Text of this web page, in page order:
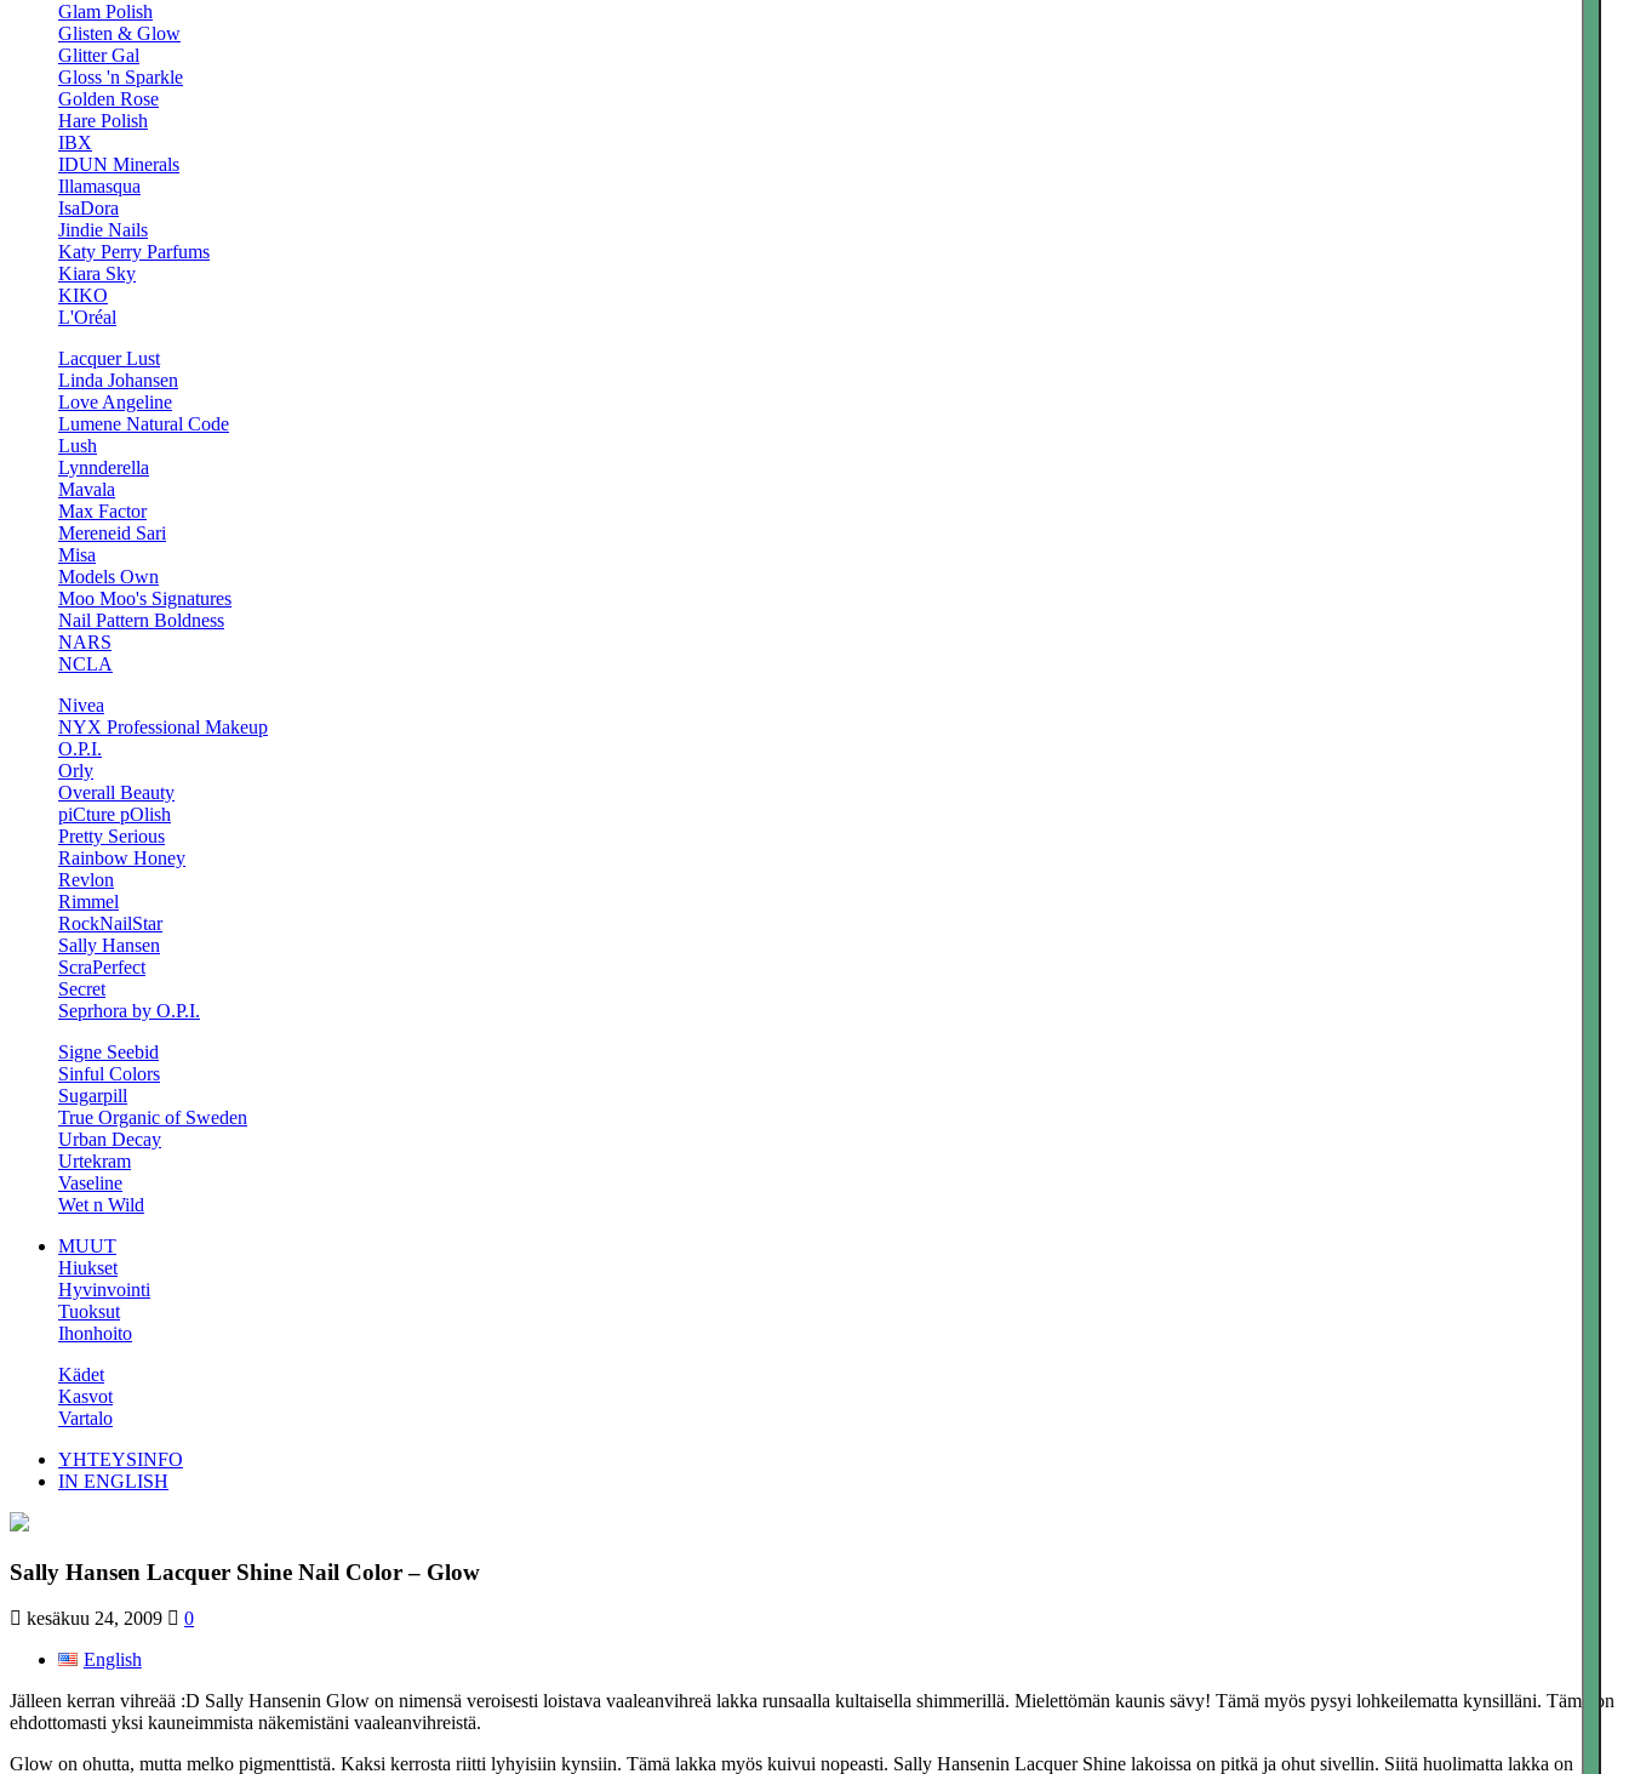
Glam Polish
Glisten & Glow
Glitter Gal
Gloss 'n Sparkle
Golden Rose
Hare Polish
IBX
IDUN Minerals
Illamasqua
IsaDora
Jindie Nails
Katy Perry Parfums
Kiara Sky
KIKO
L'Oréal
Lacquer Lust
Linda Johansen
Love Angeline
Lumene Natural Code
Lush
Lynnderella
Mavala
Max Factor
Mereneid Sari
Misa
Models Own
Moo Moo's Signatures
Nail Pattern Boldness
NARS
NCLA
Nivea
NYX Professional Makeup
O.P.I.
Orly
Overall Beauty
piCture pOlish
Pretty Serious
Rainbow Honey
Revlon
Rimmel
RockNailStar
Sally Hansen
ScraPerfect
Secret
Seprhora by O.P.I.
Signe Seebid
Sinful Colors
Sugarpill
True Organic of Sweden
Urban Decay
Urtekram
Vaseline
Wet n Wild
MUUT
Hiukset
Hyvinvointi
Tuoksut
Ihonhoito
Kädet
Kasvot
Vartalo
YHTEYSINFO
IN ENGLISH
Sally Hansen Lacquer Shine Nail Color – Glow
kesäkuu 24, 2009
0
English
Jälleen kerran vihreää :D Sally Hansenin Glow on nimensä veroisesti loistava vaaleanvihreä lakka runsaalla kultaisella shimmerillä. Mielettömän kaunis sävy! Tämä myös pysyi lohkeilematta kynsilläni. Tämä on
ehdottomasti yksi kauneimmista näkemistäni vaaleanvihreistä.
Glow on ohutta, mutta melko pigmenttistä. Kaksi kerrosta riitti lyhyisiin kynsiin. Tämä lakka myös kuivui nopeasti. Sally Hansenin Lacquer Shine lakoissa on pitkä ja ohut sivellin. Siitä huolimatta lakka on